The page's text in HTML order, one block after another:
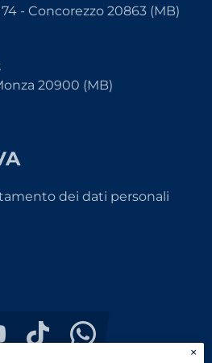
- Concorezzo 20863 (MB)
20900 (MB)
dei dati personali
×